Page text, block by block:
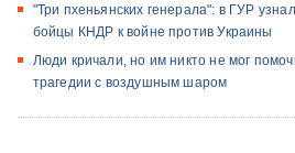
"Три пхеньянских генерала": в ГУР
бойцы КНДР к войне против Украины
Люди кричали, но им никто не мог
трагедии с воздушным шаром